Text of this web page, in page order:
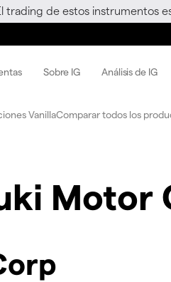
trading de estos instrumentos
Sobre IG Análisis de IG
VanillaComparar todos los
Motor